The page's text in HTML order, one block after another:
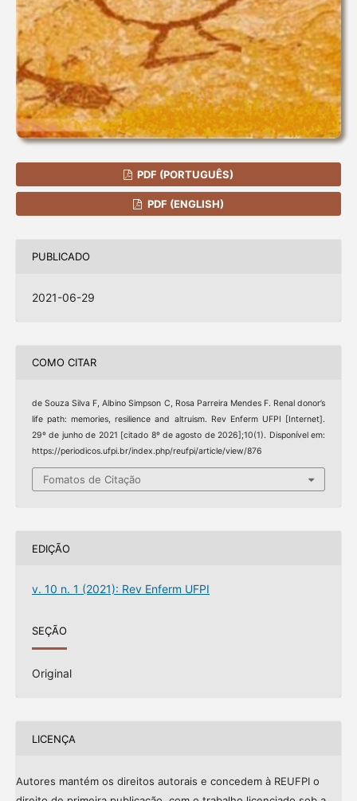
PDF (PORTUGUÊS)
PDF (ENGLISH)
PUBLICADO
2021-06-29
COMO CITAR
de Souza Silva F, Albino Simpson C, Rosa Parreira Mendes F. Renal donor’s
life path: memories, resilience and altruism. Rev Enferm UFPI [Internet].
29º de junho de 2021 [citado 8º de agosto de 2026];10(1). Disponível em:
https://periodicos.ufpi.br/index.php/reufpi/article/view/876
Fomatos de Citação
EDIÇÃO
v. 10 n. 1 (2021): Rev Enferm UFPI
SEÇÃO
Original
LICENÇA
Autores mantém os direitos autorais e concedem à REUFPI o